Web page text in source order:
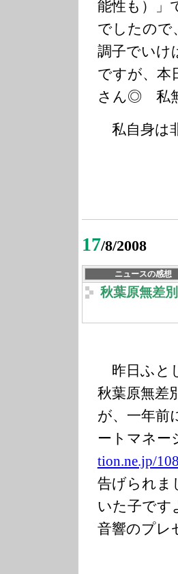
能性も）
でしたので
調子でいけ
ですが、本
さん◎ 私
私自身は
17/8/2008
ニュースの感想
秋葉原無差
昨日ふと
秋葉原無差
が、一年前
ートマネー
tion.ne.jp/
告げられま
いた子です
音響のプレ